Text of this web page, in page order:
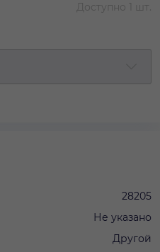
Доступно 1 шт.
28205
Не указано
Другой